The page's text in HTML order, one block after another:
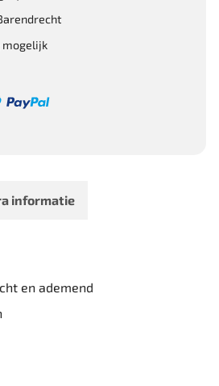
mogelijk
informatie
en ademend